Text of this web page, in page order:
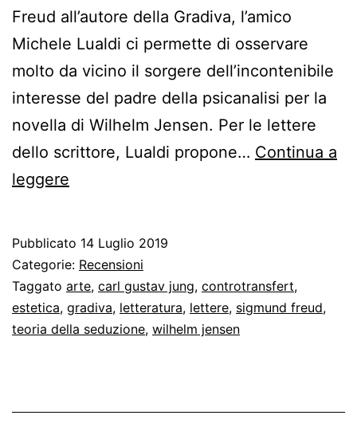
Freud all’autore della Gradiva, l’amico
Michele Lualdi ci permette di osservare
molto da vicino il sorgere dell’incontenibile
interesse del padre della psicanalisi per la
novella di Wilhelm Jensen. Per le lettere
dello scrittore, Lualdi propone… Continua a
leggere
(1907)
Pubblicato 14 Luglio 2019
Categorie: Recensioni
Taggato arte, carl gustav jung, controtransfert,
estetica, gradiva, letteratura, lettere, sigmund freud,
teoria della seduzione, wilhelm jensen